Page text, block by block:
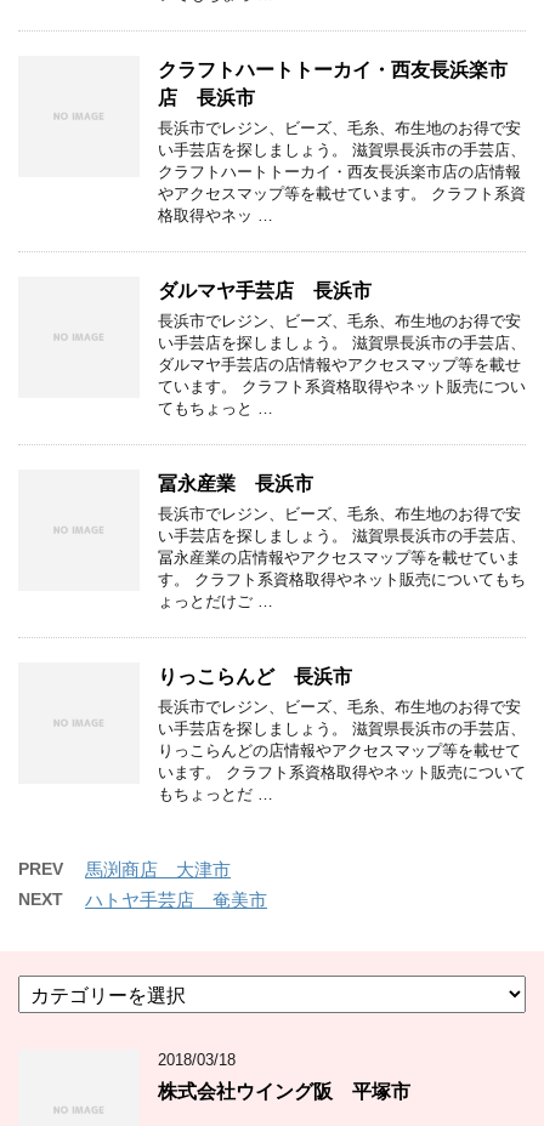
クラフトハートトーカイ・西友長浜楽市
店 長浜市
長浜市でレジン、ビーズ、毛糸、布生地のお得で安
い手芸店を探しましょう。 滋賀県長浜市の手芸店、
クラフトハートトーカイ・西友長浜楽市店の店情報
やアクセスマップ等を載せています。 クラフト系資
格取得やネッ …
ダルマヤ手芸店 長浜市
長浜市でレジン、ビーズ、毛糸、布生地のお得で安
い手芸店を探しましょう。 滋賀県長浜市の手芸店、
ダルマヤ手芸店の店情報やアクセスマップ等を載せ
ています。 クラフト系資格取得やネット販売につい
てもちょっと …
冨永産業 長浜市
長浜市でレジン、ビーズ、毛糸、布生地のお得で安
い手芸店を探しましょう。 滋賀県長浜市の手芸店、
冨永産業の店情報やアクセスマップ等を載せていま
す。 クラフト系資格取得やネット販売についてもち
ょっとだけご …
りっこらんど 長浜市
長浜市でレジン、ビーズ、毛糸、布生地のお得で安
い手芸店を探しましょう。 滋賀県長浜市の手芸店、
りっこらんどの店情報やアクセスマップ等を載せて
います。 クラフト系資格取得やネット販売について
もちょっとだ …
PREV 馬渕商店 大津市
NEXT ハトヤ手芸店 奄美市
テ
2018/03/18
株式会社ウイング阪 平塚市